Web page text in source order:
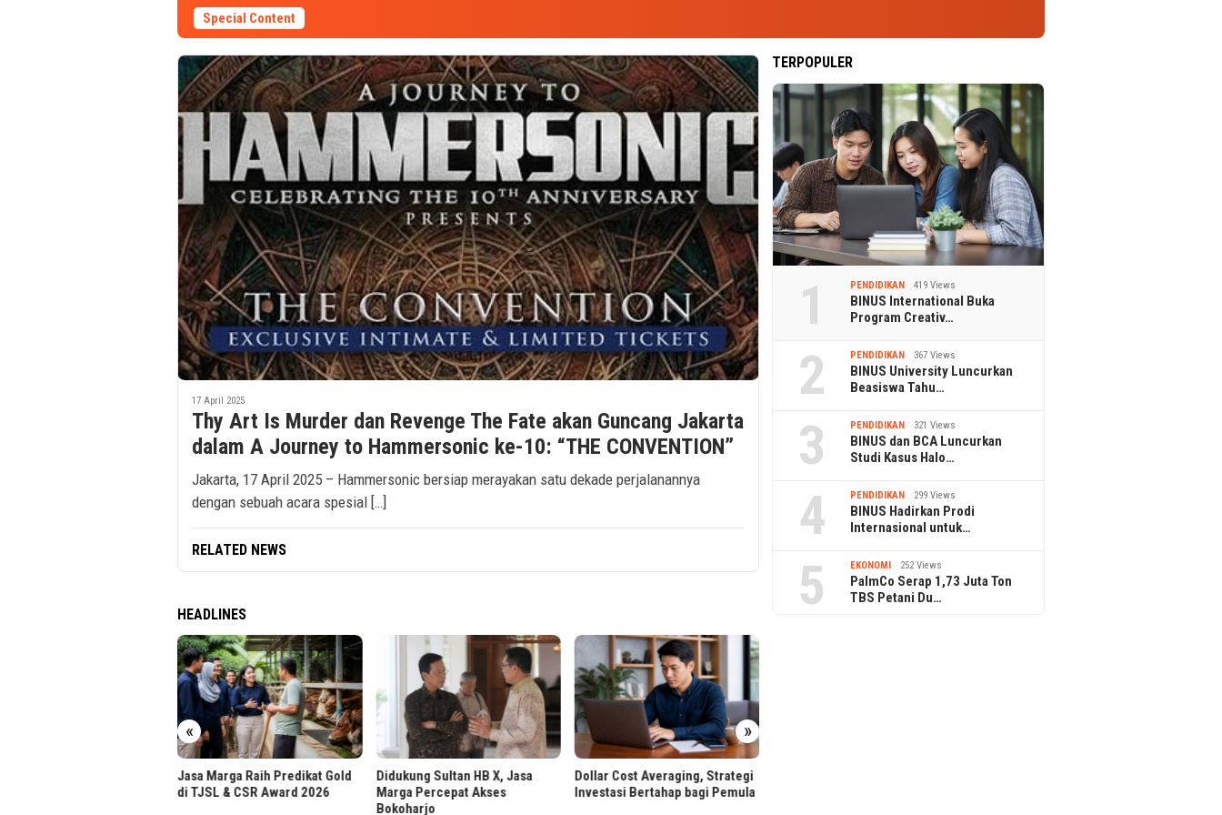
Special Content
17 April 2025
Thy Art Is Murder dan Revenge The Fate akan Guncang Jakarta
dalam A Journey to Hammersonic ke-10: “THE CONVENTION”
Jakarta, 17 April 2025 – Hammersonic bersiap merayakan satu dekade perjalanannya
dengan sebuah acara spesial […]
RELATED NEWS
HEADLINES
« »
Jasa Marga Raih Predikat Gold
di TJSL & CSR Award 2026
Didukung Sultan HB X, Jasa
Marga Percepat Akses
Bokoharjo
Dollar Cost Averaging, Strategi
Investasi Bertahap bagi Pemula
TERPOPULER
1 PENDIDIKAN 419 Views
BINUS International Buka
Program Creativ…
2 PENDIDIKAN 367 Views
BINUS University Luncurkan
Beasiswa Tahu…
3 PENDIDIKAN 321 Views
BINUS dan BCA Luncurkan
Studi Kasus Halo…
4 PENDIDIKAN 299 Views
BINUS Hadirkan Prodi
Internasional untuk…
5 EKONOMI 252 Views
PalmCo Serap 1,73 Juta Ton
TBS Petani Du…